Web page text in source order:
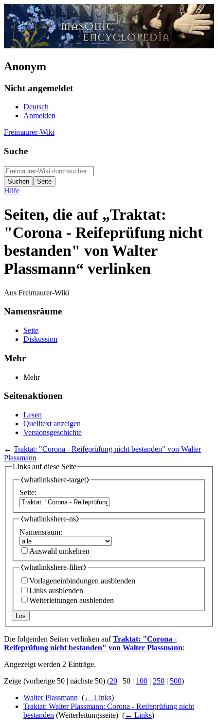
Anonym
Nicht angemeldet
Deutsch
Anmelden
Freimaurer-Wiki
Suche
Hilfe
Seiten, die auf „Traktat:
"Corona - Reifeprüfung nicht
bestanden" von Walter
Plassmann“ verlinken
Aus Freimaurer-Wiki
Namensräume
Seite
Diskussion
Mehr
Mehr
Seitenaktionen
Lesen
Quelltext anzeigen
Versionsgeschichte
← Traktat: "Corona - Reifeprüfung nicht bestanden" von Walter
Plassmann
Links auf diese Seite
⧼whatlinkshere-target⧽
Seite:
⧼whatlinkshere-ns⧽
Namensraum:
Auswahl umkehren
⧼whatlinkshere-filter⧽
Vorlageneinbindungen ausblenden
Links ausblenden
Weiterleitungen ausblenden
Los
Die folgenden Seiten verlinken aufTraktat: "Corona -
Reifeprüfung nicht bestanden" von Walter Plassmann:
Angezeigt werden 2 Einträge.
Zeige (vorherige 50 | nächste 50) (20 | 50 | 100 | 250 | 500)
Walter Plassmann (← Links)
Traktat: Walter Plassmann: Corona - Reifeprüfung nicht
bestanden (Weiterleitungsseite) ‎ (← Links)